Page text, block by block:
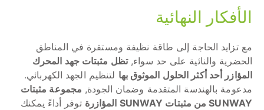
الأفكار النهائية
مع تزايد الحاجة إلى طاقة نظيفة ومستقرة في المناطق
الحضرية والنائية على حد سواء,تظل مثبتات جهد المحرك
المؤازر أحد أكثر الحلول الموثوق بها لتنظيم الجهد الكهربائي.
مدعومة بالهندسة المتقدمة وضمان الجودة, مجموعة مثبتات
SUNWAY من مثبتات SUNWAY المؤازرة
توفر أداءً يمكنك